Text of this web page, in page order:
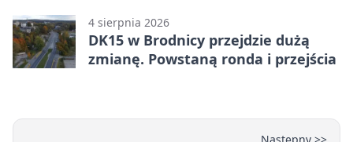
4 sierpnia 2026
DK15 w Brodnicy przejdzie dużą
zmianę. Powstaną ronda i przejścia